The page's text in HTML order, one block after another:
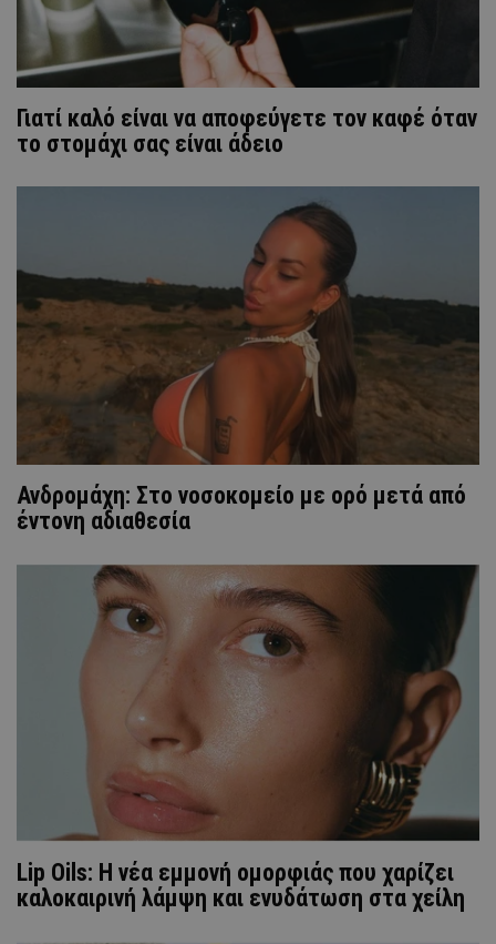
Γιατί καλό είναι να αποφεύγετε τον καφέ όταν
το στομάχι σας είναι άδειο
Ανδρομάχη: Στο νοσοκομείο με ορό μετά από
έντονη αδιαθεσία
Lip Oils: Η νέα εμμονή ομορφιάς που χαρίζει
καλοκαιρινή λάμψη και ενυδάτωση στα χείλη